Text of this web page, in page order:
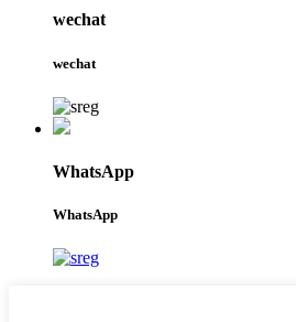
wechat
wechat
WhatsApp
WhatsApp